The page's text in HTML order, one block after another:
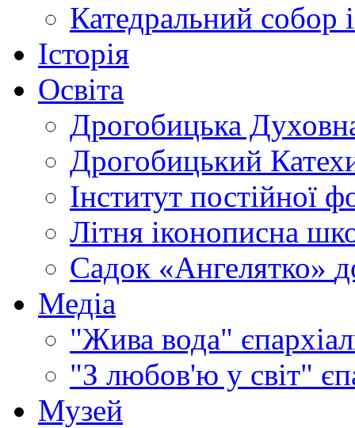
Катедральний собор
Історія
Освіта
Дрогобицька
Дрогобицький
Інститут постійної
Літня іконописна
Садок «Ангелятко»
Медіа
"Жива вода"
"З любов'ю у світ"
Музей